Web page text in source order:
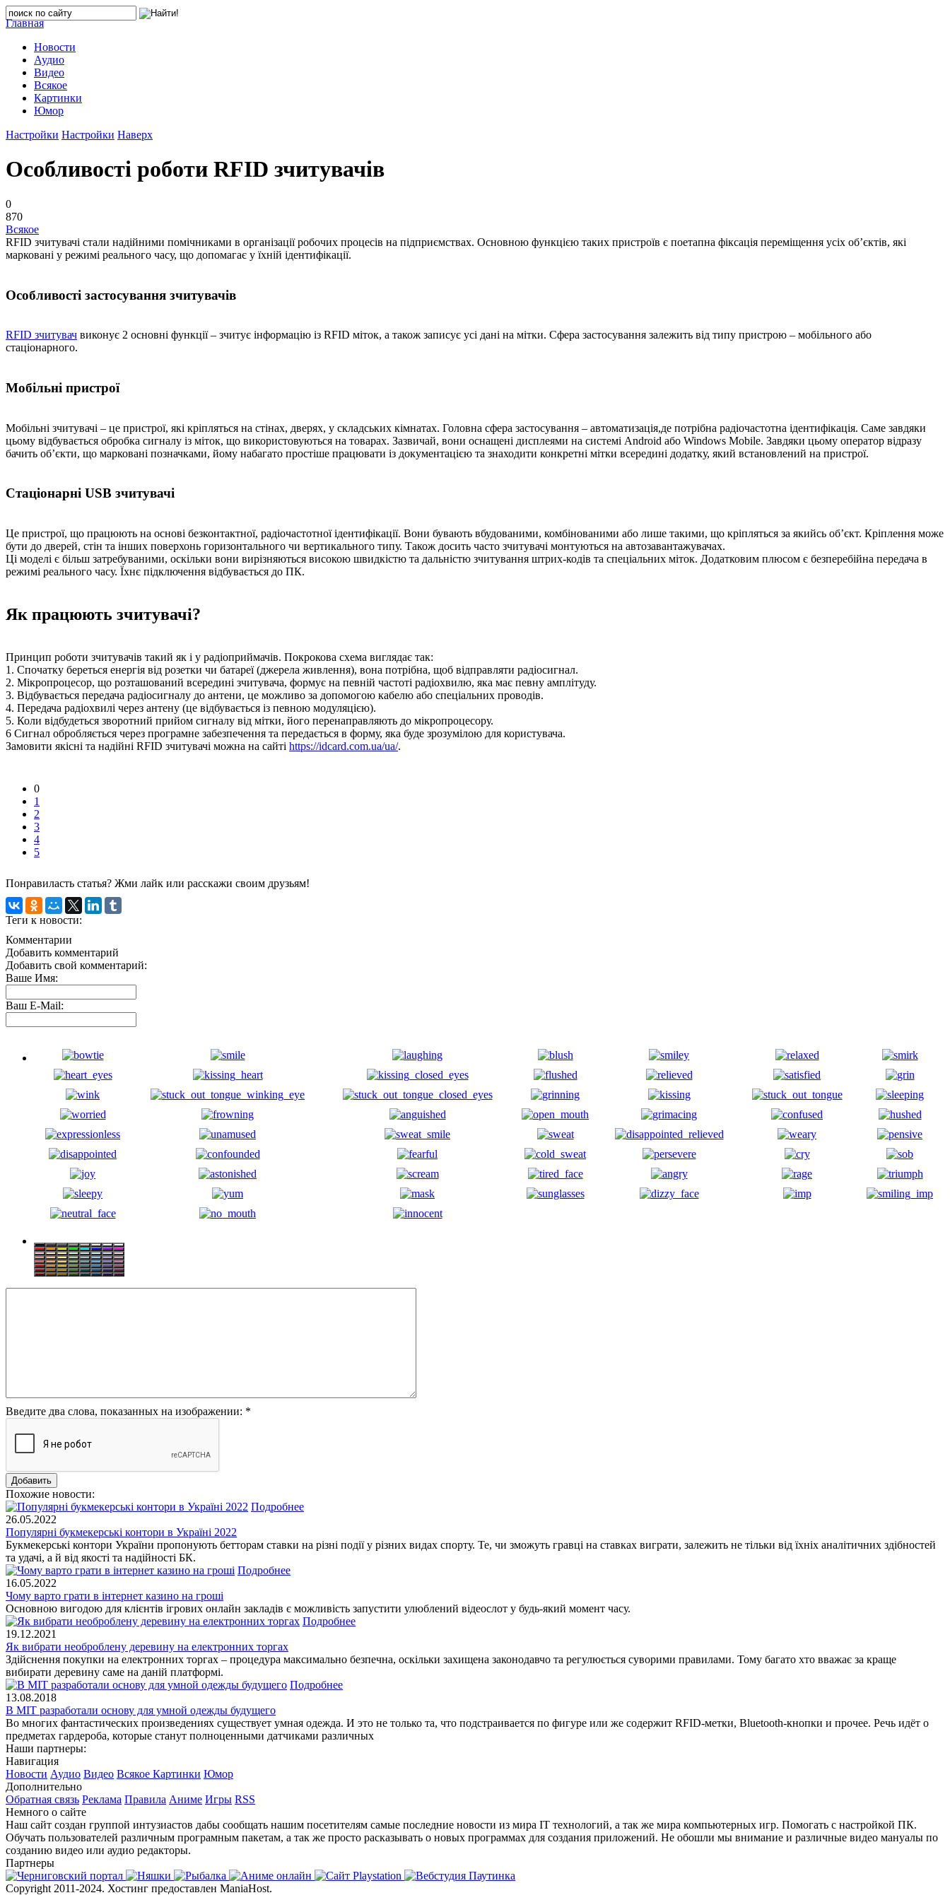
Главная
Новости
Аудио
Видео
Всякое
Картинки
Юмор
Настройки Настройки Наверх
Особливості роботи RFID зчитувачів
0
870
Всякое
RFID зчитувачі стали надійними помічниками в організації робочих процесів на підприємствах. Основною функцією таких пристроїв є поетапна фіксація переміщення усіх об’єктів, які
марковані у режимі реального часу, що допомагає у їхній ідентифікації.
Особливості застосування зчитувачів
RFID зчитувач виконує 2 основні функції – зчитує інформацію із RFID міток, а також записує усі дані на мітки. Сфера застосування залежить від типу пристрою – мобільного або
стаціонарного.
Мобільні пристрої
Мобільні зчитувачі – це пристрої, які кріпляться на стінах, дверях, у складських кімнатах. Головна сфера застосування – автоматизація,де потрібна радіочастотна ідентифікація. Саме завдяки
цьому відбувається обробка сигналу із міток, що використовуються на товарах. Зазвичай, вони оснащені дисплеями на системі Android або Windows Mobile. Завдяки цьому оператор відразу
бачить об’єкти, що марковані позначками, йому набагато простіше працювати із документацією та знаходити конкретні мітки всередині додатку, який встановлений на пристрої.
Стаціонарні USB зчитувачі
Це пристрої, що працюють на основі безконтактної, радіочастотної ідентифікації. Вони бувають вбудованими, комбінованими або лише такими, що кріпляться за якийсь об’єкт. Кріплення може
бути до дверей, стін та інших поверхонь горизонтального чи вертикального типу. Також досить часто зчитувачі монтуються на автозавантажувачах.
Ці моделі є більш затребуваними, оскільки вони вирізняються високою швидкістю та дальністю зчитування штрих-кодів та спеціальних міток. Додатковим плюсом є безперебійна передача в
режимі реального часу. Їхнє підключення відбувається до ПК.
Як працюють зчитувачі?
Принцип роботи зчитувачів такий як і у радіоприймачів. Покрокова схема виглядає так:
1. Спочатку береться енергія від розетки чи батареї (джерела живлення), вона потрібна, щоб відправляти радіосигнал.
2. Мікропроцесор, що розташований всередині зчитувача, формує на певній частоті радіохвилю, яка має певну амплітуду.
3. Відбувається передача радіосигналу до антени, це можливо за допомогою кабелю або спеціальних проводів.
4. Передача радіохвилі через антену (це відбувається із певною модуляцією).
5. Коли відбудеться зворотний прийом сигналу від мітки, його перенаправляють до мікропроцесору.
6 Сигнал обробляється через програмне забезпечення та передається в форму, яка буде зрозумілою для користувача.
Замовити якісні та надійні RFID зчитувачі можна на сайті https://idcard.com.ua/ua/.
0
1
2
3
4
5
Понравиласть статья? Жми лайк или расскажи своим друзьям!
Теги к новости:
Комментарии
Добавить комментарий
Добавить свой комментарий:
Ваше Имя:
Ваш E-Mail:
Введите два слова, показанных на изображении: *
Похожие новости:
Подробнее
26.05.2022
Популярні букмекерські контори в Україні 2022
Букмекерські контори України пропонують бетторам ставки на різні події у різних видах спорту. Те, чи зможуть гравці на ставках виграти, залежить не тільки від їхніх аналітичних здібностей
та удачі, а й від якості та надійності БК.
Подробнее
16.05.2022
Чому варто грати в інтернет казино на гроші
Основною вигодою для клієнтів ігрових онлайн закладів є можливість запустити улюблений відеослот у будь-який момент часу.
Подробнее
19.12.2021
Як вибрати необроблену деревину на електронних торгах
Здійснення покупки на електронних торгах – процедура максимально безпечна, оскільки захищена законодавчо та регулюється суворими правилами. Тому багато хто вважає за краще
вибирати деревину саме на даній платформі.
Подробнее
13.08.2018
В MIT разработали основу для умной одежды будущего
Во многих фантастических произведениях существует умная одежда. И это не только та, что подстраивается по фигуре или же содержит RFID-метки, Bluetooth-кнопки и прочее. Речь идёт о
предметах гардероба, которые станут полноценными датчиками различных
Наши партнеры:
Навигация
Новости Аудио Видео Всякое Картинки Юмор
Дополнительно
Обратная связь Реклама Правила Аниме Игры RSS
Немного о сайте
Наш сайт создан группой интузиастов дабы сообщать нашим посетителям самые последние новости из мира IT технологий, а так же мира компьютерных игр. Помогать с настройкой ПК.
Обучать пользователей различным програмным пакетам, а так же просто расказывать о новых программах для создания приложений. Не обошли мы внимание и различные видео мануалы по
созданию видео или аудио редакторы.
Партнеры
Copyright 2011-2024. Хостинг предоставлен ManiaHost.